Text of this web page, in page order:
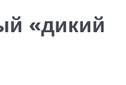
«дикий